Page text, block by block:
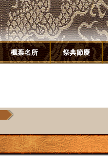
楓葉名所 祭典節慶